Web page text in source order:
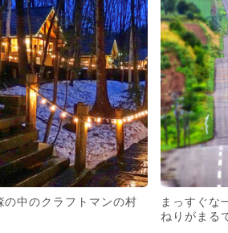
の中のクラフトマンの村
まっすぐな
ねりがまる